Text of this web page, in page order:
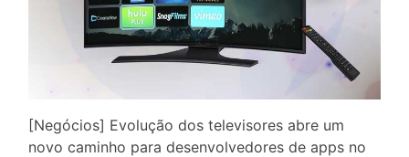
[Negócios] Evolução dos televisores abre um
novo caminho para desenvolvedores de apps no